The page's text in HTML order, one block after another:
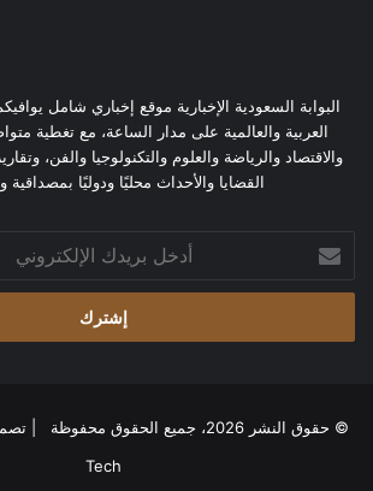
البوابة السعودية الإخبارية موقع إخباري شامل
العربية والعالمية على مدار الساعة، مع تغطية
والاقتصاد والرياضة والعلوم والتكنولوجيا والفن،
القضايا والأحداث محليًا ودوليًا بمصداقية
بريدك
الإلكتروني
© حقوق النشر 2026، جميع الحقوق محفوظة | تصميم
Tech